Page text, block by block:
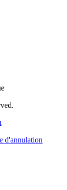
d'annulation